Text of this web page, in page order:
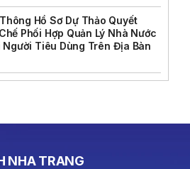
Hồ Sơ Dự Thảo Quyết
Phối Hợp Quản Lý Nhà Nước
Người Tiêu Dùng Trên Địa Bàn
NHA TRANG